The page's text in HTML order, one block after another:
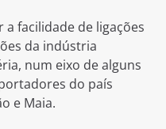
a facilidade de ligações
da indústria
num eixo de alguns
do país
e Maia.